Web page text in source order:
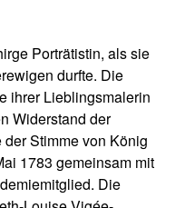
Porträtistin, als sie
durfte. Die
ihrer Lieblingsmalerin
Widerstand der
Stimme von König
1783 gemeinsam mit
Die